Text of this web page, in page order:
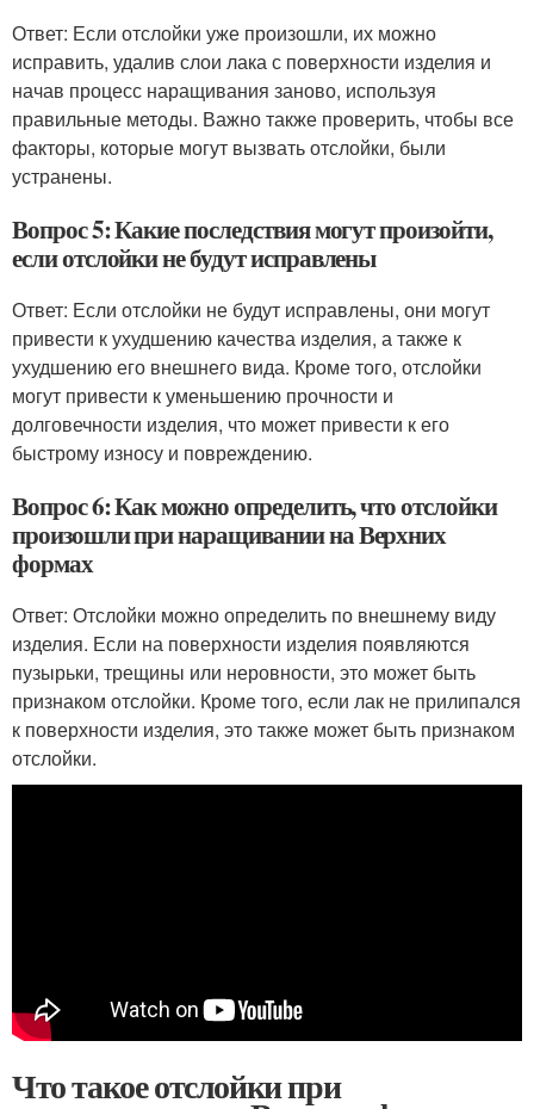
Ответ: Если отслойки уже произошли, их можно
исправить, удалив слои лака с поверхности изделия и
начав процесс наращивания заново, используя
правильные методы. Важно также проверить, чтобы все
факторы, которые могут вызвать отслойки, были
устранены.
Вопрос 5: Какие последствия могут произойти,
если отслойки не будут исправлены
Ответ: Если отслойки не будут исправлены, они могут
привести к ухудшению качества изделия, а также к
ухудшению его внешнего вида. Кроме того, отслойки
могут привести к уменьшению прочности и
долговечности изделия, что может привести к его
быстрому износу и повреждению.
Вопрос 6: Как можно определить, что отслойки
произошли при наращивании на Верхних
формах
Ответ: Отслойки можно определить по внешнему виду
изделия. Если на поверхности изделия появляются
пузырьки, трещины или неровности, это может быть
признаком отслойки. Кроме того, если лак не прилипался
к поверхности изделия, это также может быть признаком
отслойки.
Что такое отслойки при